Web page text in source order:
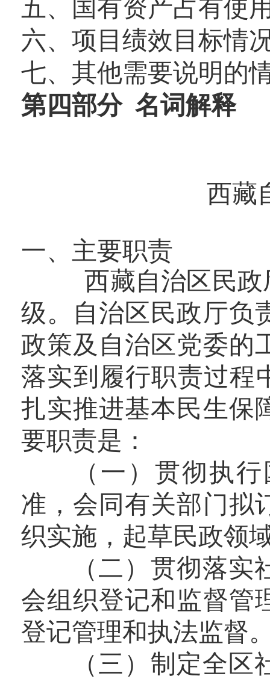
五、国有资产占有使
六、项目绩效目标情
七、其他需要说明的
第四部分 名词解释
西藏
一、主要职责
西藏自治区民政厅
级。自治区民政厅负
政策及自治区党委的
落实到履行职责过程
扎实推进基本民生保
要职责是：
（一）贯彻执行
准，会同有关部门拟
织实施，起草民政领
（二）贯彻落实社
会组织登记和监督管
登记管理和执法监督
（三）制定全区社